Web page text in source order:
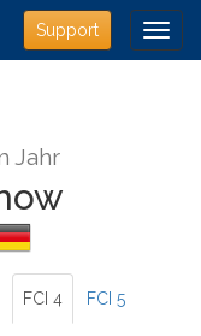
Support
Jahr
FCI 4 FCI 5